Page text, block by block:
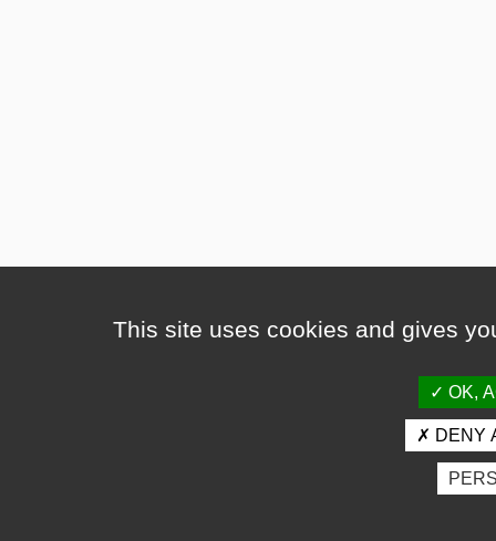
This site uses cookies and gives
OK,
DENY